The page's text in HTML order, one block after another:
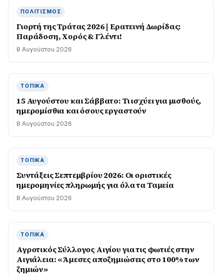
ΠΟΛΙΤΙΣΜΌΣ
Γιορτή της Τράτας 2026 | Ερατεινή Δωρίδας:
Παράδοση, Χορός & Γλέντι!
8 Αυγούστου 2026
ΤΟΠΙΚΆ
15 Αυγούστου και Σάββατο: Τι ισχύει για μισθούς,
ημερομίσθια και όσους εργαστούν
8 Αυγούστου 2026
ΤΟΠΙΚΆ
Συντάξεις Σεπτεμβρίου 2026: Οι οριστικές
ημερομηνίες πληρωμής για όλα τα Ταμεία
8 Αυγούστου 2026
ΤΟΠΙΚΆ
Αγροτικός Σύλλογος Αιγίου για τις φωτιές στην
Αιγιάλεια: «Άμεσες αποζημιώσεις στο 100% των
ζημιών»